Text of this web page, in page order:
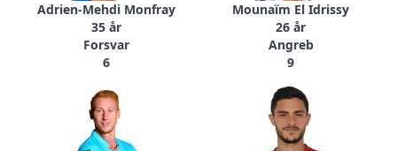
Adrien-Mehdi Monfray
35 år
Forsvar
6
Mounaïm El Idrissy
26 år
Angreb
9